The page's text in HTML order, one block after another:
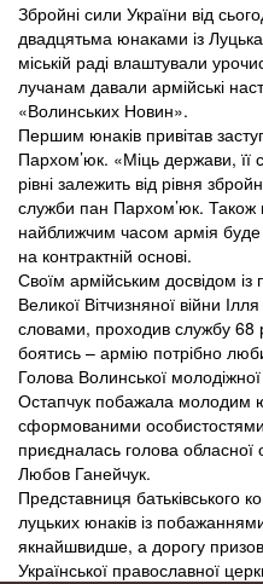
Збройні сили України від
двадцятьма юнаками із
міській раді влаштували
лучанам давали армійські
«Волинських Новин».
Першим юнаків привітав
Пархом’юк. «Міць держави, її
рівні залежить від рівня
служби пан Пархом’юк. Також
найближчим часом армія буде
на контрактній основі.
Своїм армійським досвідом
Великої Вітчизняної війни
словами, проходив службу 68
боятись – армію потрібно
Голова Волинської молодіжної
Остапчук побажала молодим
сформованими
приєдналась голова обласної
Любов Ганейчук.
Представниця батьківського
луцьких юнаків із
якнайшвидше, а дорогу
Української православної